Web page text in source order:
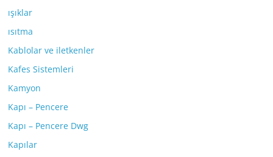
ışıklar
ısıtma
Kablolar ve iletkenler
Kafes Sistemleri
Kamyon
Kapı – Pencere
Kapı – Pencere Dwg
Kapılar